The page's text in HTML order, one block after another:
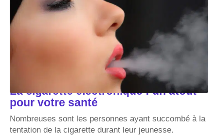
La cigarette électronique : un atout
pour votre santé
Nombreuses sont les personnes ayant succombé à la
tentation de la cigarette durant leur jeunesse.